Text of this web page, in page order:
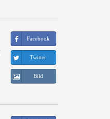
Facebook
Twitter
Bild